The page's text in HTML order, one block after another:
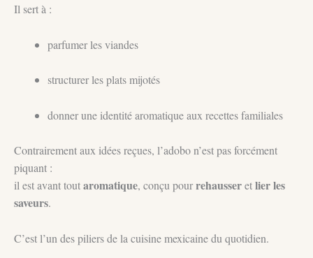
Il sert à :
parfumer les viandes
structurer les plats mijotés
donner une identité aromatique aux recettes familiales
Contrairement aux idées reçues, l’adobo n’est pas forcément
piquant :
il est avant toutaromatique, conçu pourrehausseretlier les
saveurs.
C’est l’un des piliers de la cuisine mexicaine du quotidien.